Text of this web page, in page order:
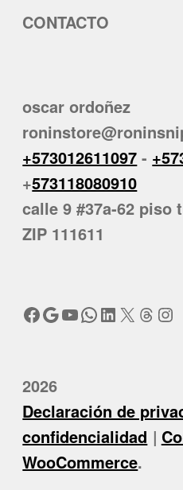
CONTACTO
oscar ordoñez
+573012611097 -
+573118080910
calle 9 #37a-62 piso
ZIP 111611
Facebook
Google
YouTube
WhatsApp
LinkedIn
X
2026
Declaración de
confidencialidad
WooCommerce.